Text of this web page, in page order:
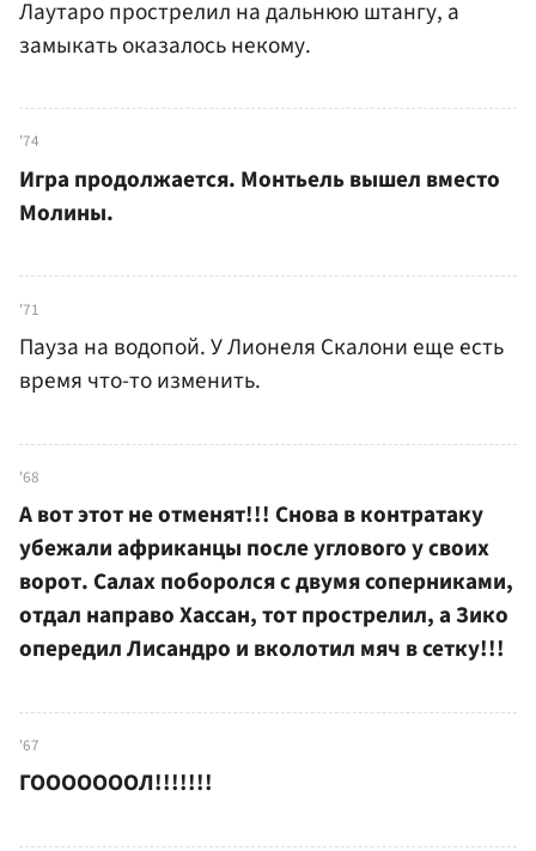
Лаутаро прострелил на дальнюю штангу, а
замыкать оказалось некому.
'74
Игра продолжается. Монтьель вышел вместо
Молины.
'71
Пауза на водопой. У Лионеля Скалони еще есть
время что-то изменить.
'68
А вот этот не отменят!!! Снова в контратаку
убежали африканцы после углового у своих
ворот. Салах поборолся с двумя соперниками,
отдал направо Хассан, тот прострелил, а Зико
опередил Лисандро и вколотил мяч в сетку!!!
'67
ГОООООООЛ!!!!!!!